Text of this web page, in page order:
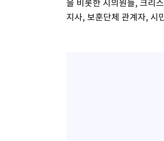
지사, 보훈단체 관계자, 시